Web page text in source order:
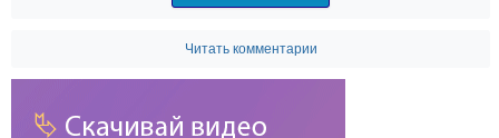
Читать комментарии